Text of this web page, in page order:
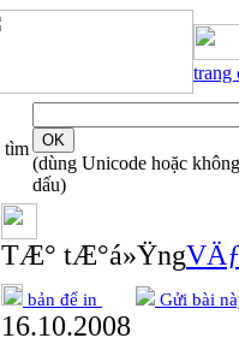
trang
tìm
(dùng Unicode hoặc không
dấu)
TÆ° tÆ°á»Ÿng
bản để in Gửi bài
16.10.2008